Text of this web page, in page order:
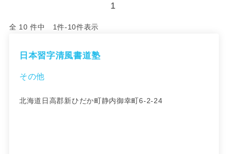
1
全 10 件中 1件-10件表示
日本習字清風書道塾
その他
北海道日高郡新ひだか町静内御幸町6-2-24